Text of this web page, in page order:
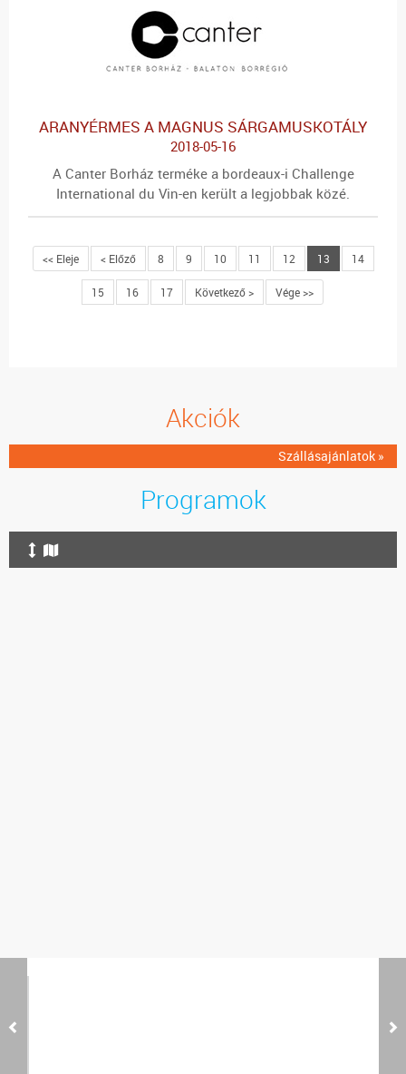
ARANYÉRMES A MAGNUS SÁRGAMUSKOTÁLY
2018-05-16
A Canter Borház terméke a bordeaux-i Challenge
International du Vin-en került a legjobbak közé.
<< Eleje < Előző 8 9 10 11 12 13 14
15 16 17 Következő > Vége >>
Akciók
Szállásajánlatok »
Programok